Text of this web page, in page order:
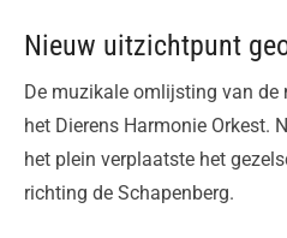
Nieuw uitzichtpunt
De muzikale omlijsting van
het Dierens Harmonie Orkest.
het plein verplaatste het
richting de Schapenberg.